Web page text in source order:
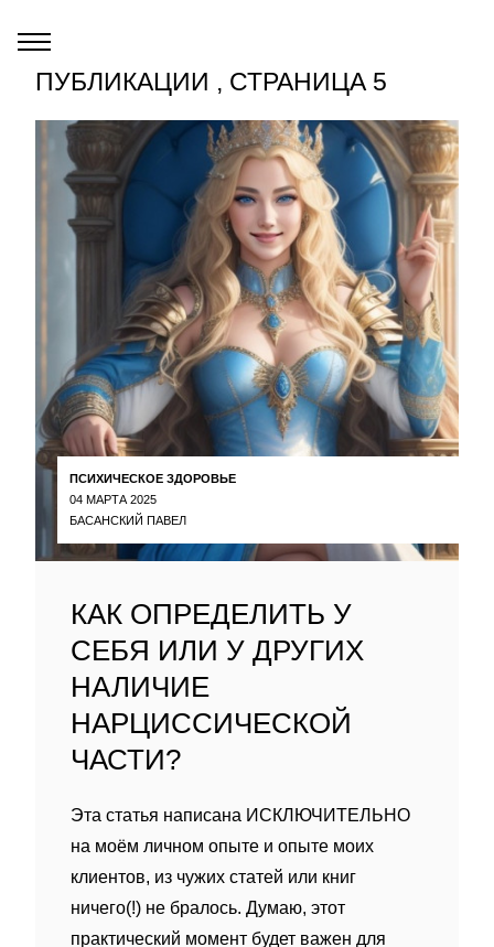
ПУБЛИКАЦИИ , СТРАНИЦА 5
ПСИХИЧЕСКОЕ ЗДОРОВЬЕ
04 МАРТА 2025
БАСАНСКИЙ ПАВЕЛ
КАК ОПРЕДЕЛИТЬ У
СЕБЯ ИЛИ У ДРУГИХ
НАЛИЧИЕ
НАРЦИССИЧЕСКОЙ
ЧАСТИ?
Эта статья написана ИСКЛЮЧИТЕЛЬНО
на моëм личном опыте и опыте моих
клиентов, из чужих статей или книг
ничего(!) не бралось. Думаю, этот
практический момент будет важен для